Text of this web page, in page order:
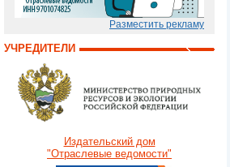
Разместить рекламу
УЧРЕДИТЕЛИ
Издательский дом
"Отраслевые ведомости"